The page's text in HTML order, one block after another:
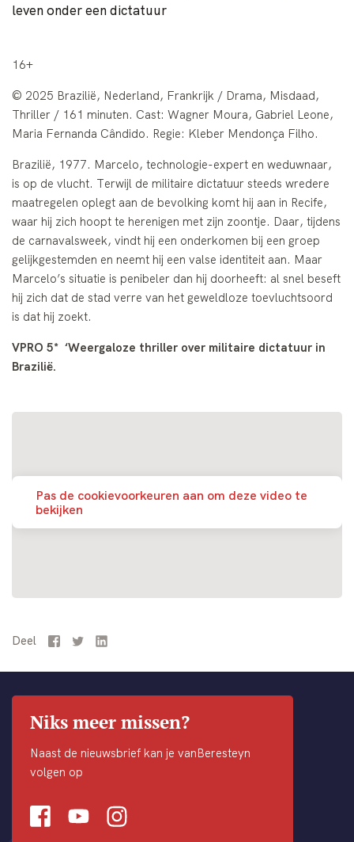
leven onder een dictatuur
16+
© 2025 Brazilië, Nederland, Frankrijk / Drama, Misdaad,
Thriller / 161 minuten. Cast: Wagner Moura, Gabriel Leone,
Maria Fernanda Cândido. Regie: Kleber Mendonça Filho.
Brazilië, 1977. Marcelo, technologie-expert en weduwnaar,
is op de vlucht. Terwijl de militaire dictatuur steeds wredere
maatregelen oplegt aan de bevolking komt hij aan in Recife,
waar hij zich hoopt te herenigen met zijn zoontje. Daar, tijdens
de carnavalsweek, vindt hij een onderkomen bij een groep
gelijkgestemden en neemt hij een valse identiteit aan. Maar
Marcelo’s situatie is penibeler dan hij doorheeft: al snel beseft
hij zich dat de stad verre van het geweldloze toevluchtsoord
is dat hij zoekt.
VPRO 5* ‘Weergaloze thriller over militaire dictatuur in
Brazilië.
Pas de cookievoorkeuren aan om deze video te
bekijken
Deel Facebook
TwitterLinkedIn
Niks meer missen?
Naast de nieuwsbrief kan je vanBeresteyn
volgen op
FacebookYoutubeInstagram